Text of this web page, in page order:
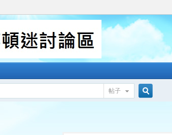
帖子